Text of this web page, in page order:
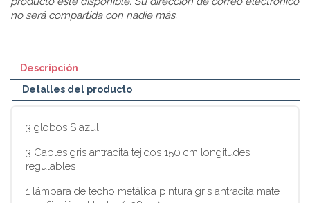
no será compartida con nadie más.
Descripción
Detalles del producto
3 globos S azul
3 Cables gris antracita tejidos 150 cm longitudes
regulables
1 lámpara de techo metálica pintura gris antracita mate